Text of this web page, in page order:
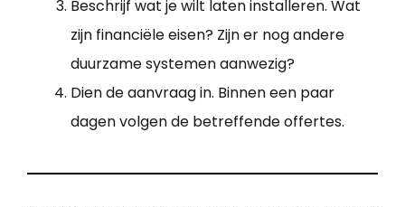
Beschrijf wat je wilt laten installeren. Wat
zijn financiële eisen? Zijn er nog andere
duurzame systemen aanwezig?
Dien de aanvraag in. Binnen een paar
dagen volgen de betreffende offertes.